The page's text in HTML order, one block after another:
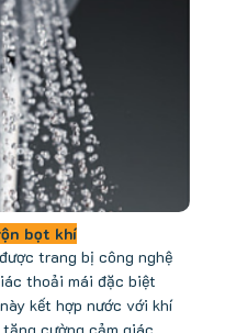
bọt khí
trang bị công nghệ
thoải mái đặc biệt
kết hợp nước với khí